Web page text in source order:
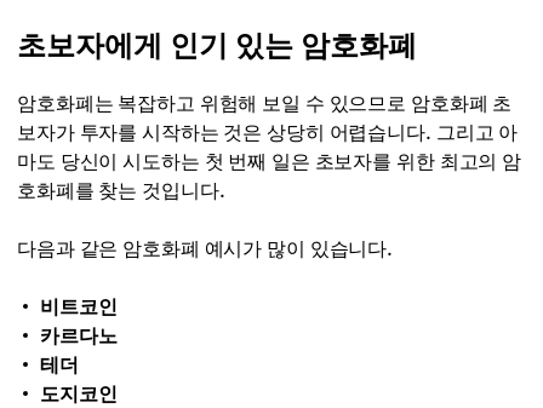
초보자에게 인기 있는 암호화폐
암호화폐는 복잡하고 위험해 보일 수 있으므로 암호화폐 초
보자가 투자를 시작하는 것은 상당히 어렵습니다. 그리고 아
마도 당신이 시도하는 첫 번째 일은 초보자를 위한 최고의 암
호화폐를 찾는 것입니다.
다음과 같은 암호화폐 예시가 많이 있습니다.
비트코인
카르다노
테더
도지코인